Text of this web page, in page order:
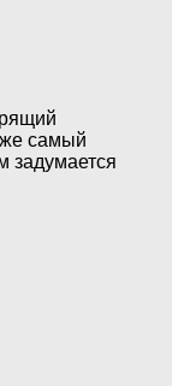
самый
задумается